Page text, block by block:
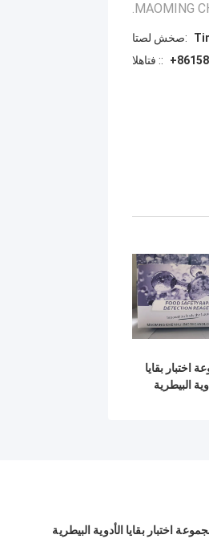
MAOMING
اتصل شخص:
الهاتف ::
اختبار بقايا
البيطرية
اختبار بقايا الأدوية البيطرية